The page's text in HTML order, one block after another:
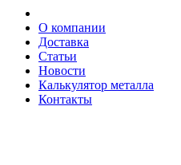
О компании
Доставка
Статьи
Новости
Калькулятор металла
Контакты